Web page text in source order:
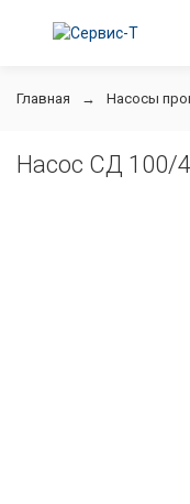
Главная Насосы
Насос СД 100/